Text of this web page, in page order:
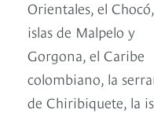
Orientales, el
islas de Malpelo y
Gorgona, el Caribe
colombiano, la
de Chiribiquete, la